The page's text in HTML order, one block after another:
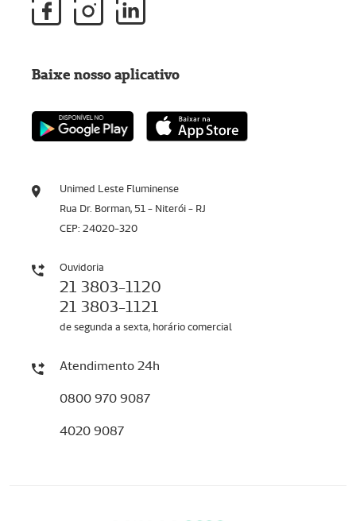
Unimed Leste Fluminense
Rua Dr. Borman, 51 - Niterói - RJ
CEP: 24020-320
Ouvidoria
21 3803-1120
21 3803-1121
de segunda a sexta, horário comercial
Atendimento 24h
0800 970 9087
4020 9087
Baixe nosso aplicativo